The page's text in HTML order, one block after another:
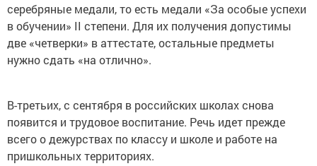
серебряные медали, то есть медали «За особые успехи
в обучении» II степени. Для их получения допустимы
две «четверки» в аттестате, остальные предметы
нужно сдать «на отлично».
В-третьих, с сентября в российских школах снова
появится и трудовое воспитание. Речь идет прежде
всего о дежурствах по классу и школе и работе на
пришкольных территориях.